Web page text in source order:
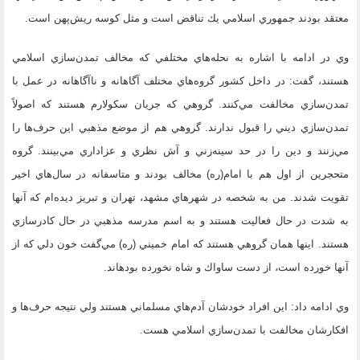
معتقد بودند جمهوري اسلامي يك تناقض است و مثل كوسه ريش‌پهن است.
وي در ادامه با اشاره به نحله‌هاي مختلفي كه مخالف تمدن‌سازي اسلامي
هستند، گفت: در داخل كشور گروه‌هاي مختلف آگاهانه و ناآگاهانه در عمل با
تمدن‌سازي مخالفت مي‌كنند. گروهي كه جريان سكولارم هستند كه اصولاً
تمدن‌سازي ديني را قبول ندارند. گروهي هم از موضع مذهبي اين حرف‌ها را
مي‌زنند و دين را در حد سينه‌زني و آش نظري و عزاداري مي‌بينند. گروه
متحجرين از اول هم با امام(ره) مخالف بودند و متاسفانه در سال‌هاي اخير
تقويت شدند. من به شخصه در شهر‌هاي مشهد، تهران و تبريز ديده‌ام كه آنها
به شدت در حال فعاليت هستند و به اسم مدرسه مذهبي در حال كادر‌سازي
هستند. اينها همان گروهي هستند كه امام خميني (ره) مي‌گفت خون دلي كه از
آنها خورده است، از دست ساواك و شاه نخورده بوده​اند.
وي ادامه داد: اين افراد خودشان آدم‌هاي مسلماني هستند ولي نتيجه حرف‌ها و
افكارشان مخالفت با تمدن‌سازي اسلامي هست.